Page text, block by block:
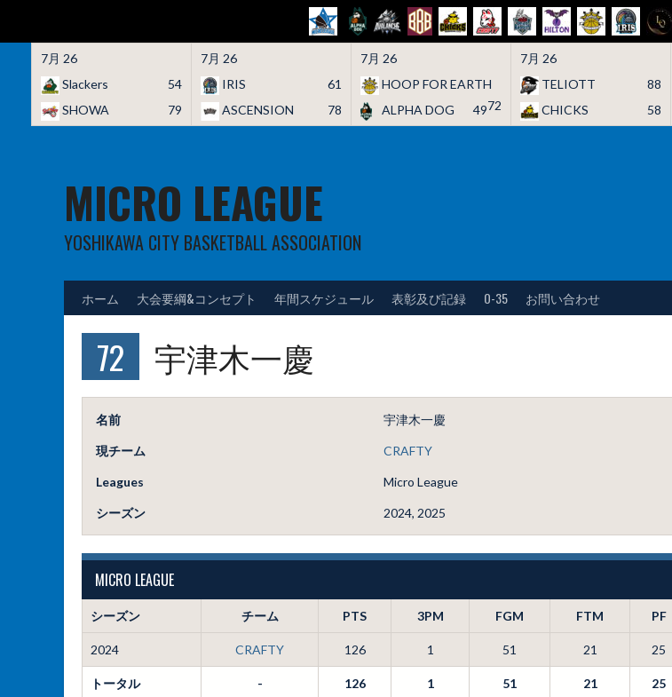
7月 26
Slackers
54
SHOWA
79
7月 26
IRIS
61
ASCENSION
78
7月 26
HOOP FOR EARTH
72
ALPHA DOG 49
7月 26
TELIOTT
88
CHICKS
58
MICRO LEAGUE
YOSHIKAWA CITY BASKETBALL ASSOCIATION
ホーム 大会要綱&コンセプト 年間スケジュール 表彰及び記録 O-35 お問い合わせ
72 宇津木一慶
名前 宇津木一慶
現チーム CRAFTY
Leagues Micro League
シーズン 2024, 2025
MICRO LEAGUE
シーズン チーム PTS 3PM FGM FTM PF
2024 CRAFTY 126 1 51 21 25
トータル - 126 1 51 21 25